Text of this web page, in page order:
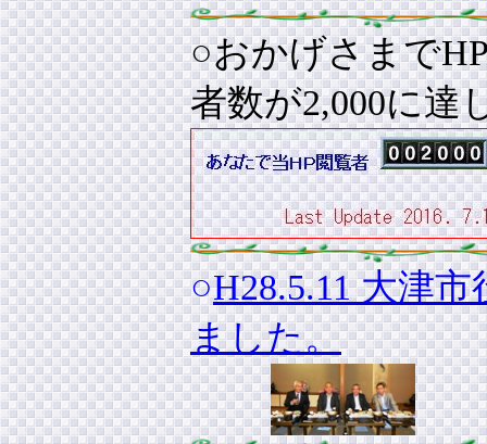
○おかげさまで
者数が2,000に達
○H28.5.11 大津
ました。